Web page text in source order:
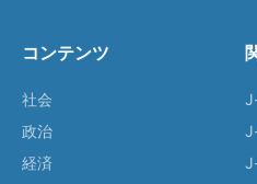
コンテンツ
社会
政治
経済